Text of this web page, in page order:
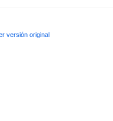
versión original